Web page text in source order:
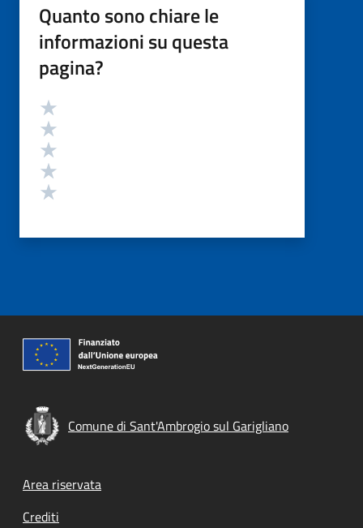
Quanto sono chiare le
informazioni su questa
pagina?
Valutazione
Comune di Sant'Ambrogio sul Garigliano
Footer menu
Area riservata
Crediti